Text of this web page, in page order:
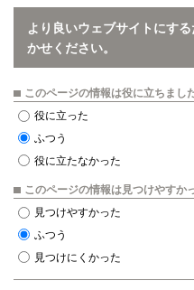
より良いウェブサイトにす
かせください。
このページの情報は役に立ちまし
役に立った
ふつう
役に立たなかった
このページの情報は見つけやすか
見つけやすかった
ふつう
見つけにくかった